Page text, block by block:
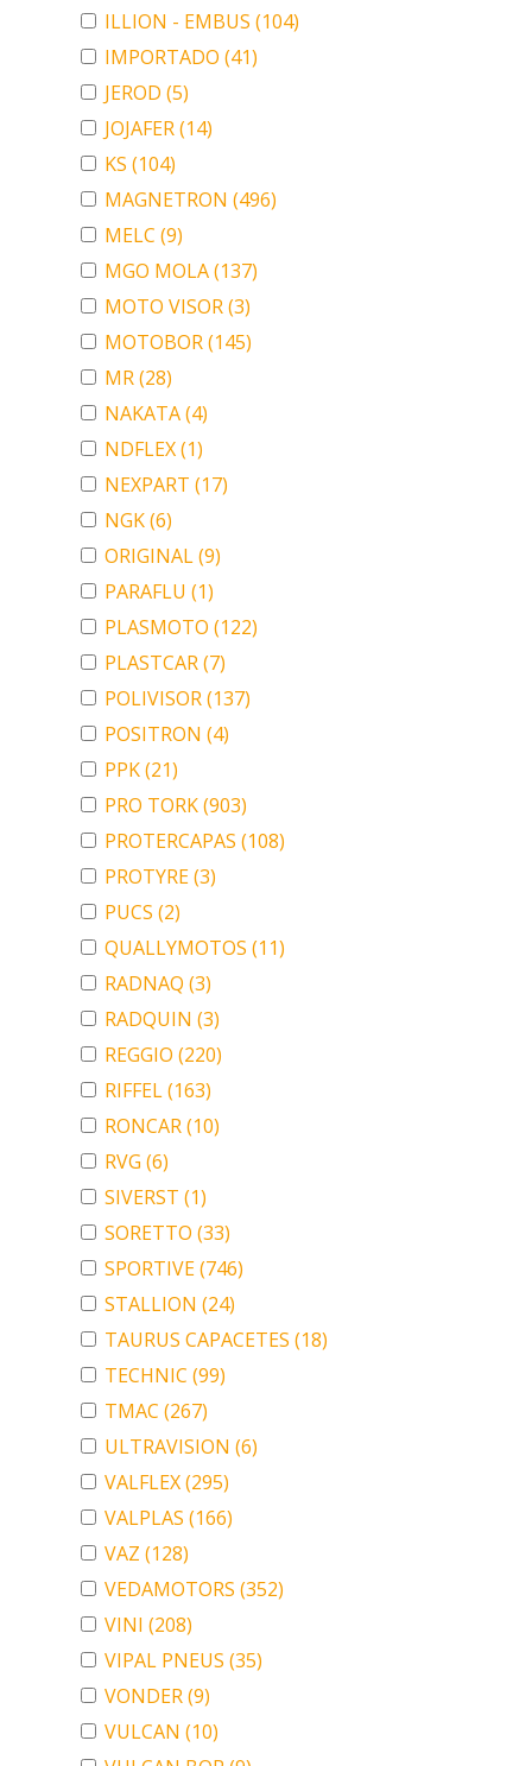
ILLION - EMBUS (104)
IMPORTADO (41)
JEROD (5)
JOJAFER(14)
KS (104)
MAGNETRON (496)
MELC (9)
MGO MOLA(137)
MOTO VISOR(3)
MOTOBOR(145)
MR(28)
NAKATA(4)
NDFLEX(1)
NEXPART (17)
NGK(6)
ORIGINAL(9)
PARAFLU (1)
PLASMOTO (122)
PLASTCAR(7)
POLIVISOR(137)
POSITRON (4)
PPK(21)
PRO TORK(903)
PROTERCAPAS (108)
PROTYRE(3)
PUCS (2)
QUALLYMOTOS (11)
RADNAQ (3)
RADQUIN (3)
REGGIO (220)
RIFFEL(163)
RONCAR(10)
RVG (6)
SIVERST (1)
SORETTO (33)
SPORTIVE(746)
STALLION (24)
TAURUS CAPACETES (18)
TECHNIC (99)
TMAC (267)
ULTRAVISION (6)
VALFLEX(295)
VALPLAS (166)
VAZ (128)
VEDAMOTORS (352)
VINI (208)
VIPAL PNEUS (35)
VONDER(9)
VULCAN (10)